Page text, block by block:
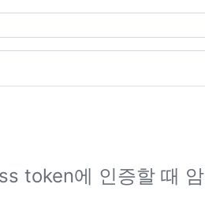
token에 인증할 때 암